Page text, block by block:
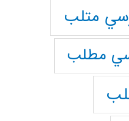
متلب
مطلب